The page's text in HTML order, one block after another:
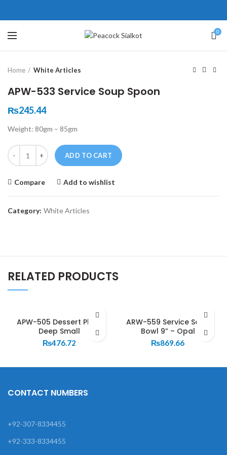
0
Click to enlarge
Home White Articles
APW-533 Service Soup Spoon
₨245.44
Weight: 80gm – 85gm
Quantity
ADD TO CART
Compare Add to wishlist
Category: White Articles
RELATED PRODUCTS
APW-505 Dessert Plate
Deep Small
₨476.72
ARW-559 Service Soup
Bowl 9” – Opal
₨869.66
壯陽藥台灣購物
，這不是因為缺乏性生活，而
因為缺乏溝通，所以保持談話很
盾越來越大，往往這是ED的情
會變得更加嚴重。
犀利士壯陽藥線上購買
戲都可以很好的幫助你獲得一
高質量的夫妻生活。犀利士治療
鬆，便於陰莖快速充血達到滿
堅硬勃起。在醫學界和陽痿病
望下，犀利士作為新一批藥
，有其優良特點。
CONTACT NUMBERS
+92-307-8334455
+92-333-8334455